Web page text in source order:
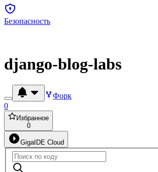
Безопасность
django-blog-labs
Форк
0
Избранное
0
GigaIDE Cloud